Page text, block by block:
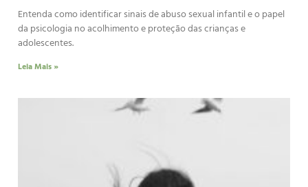
Entenda como identificar sinais de abuso sexual infantil e o papel
da psicologia no acolhimento e proteção das crianças e
adolescentes.
Leia Mais »